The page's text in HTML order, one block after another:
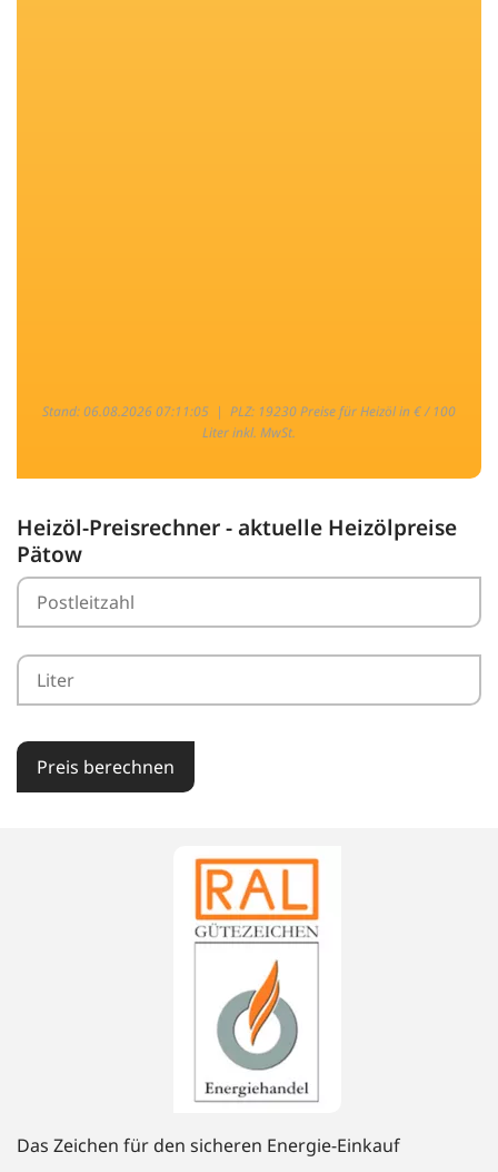
Stand: 06.08.2026 07:11:05 | PLZ: 19230 Preise für Heizöl in € / 100
Liter inkl. MwSt.
Heizöl-Preisrechner - aktuelle Heizölpreise
Pätow
Preis berechnen
Das Zeichen für den sicheren Energie-Einkauf